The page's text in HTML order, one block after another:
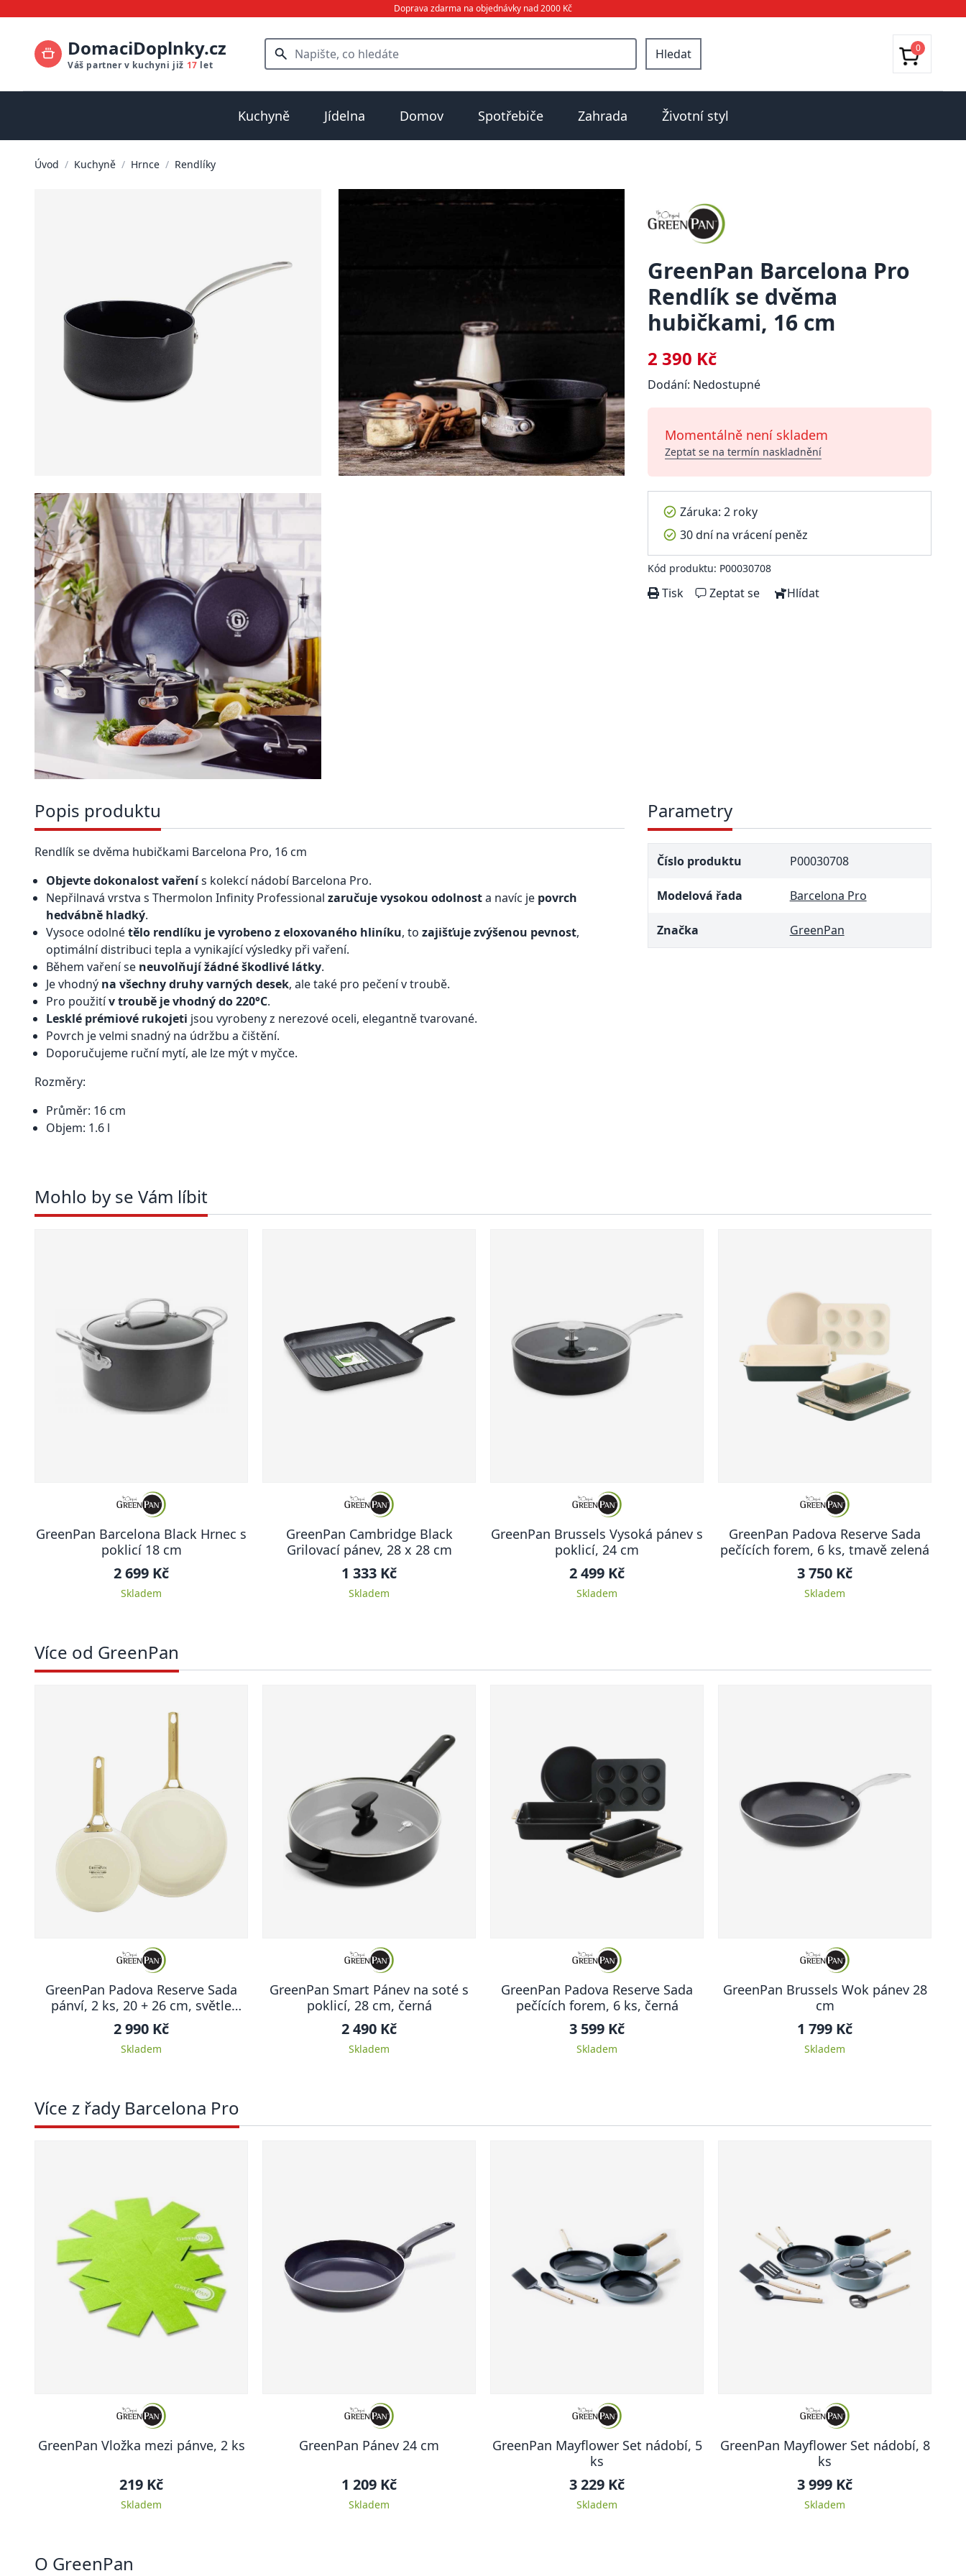
Doprava zdarma na objednávky nad 2000 Kč
DomaciDoplnky.cz
Váš partner v kuchyni již 17 let
Hledat 0
Kuchyně Jídelna Domov Spotřebiče Zahrada Životní styl
Úvod / Kuchyně / Hrnce / Rendlíky
GreenPan Barcelona Pro
Rendlík se dvěma
hubičkami, 16 cm
2 390 Kč
Dodání: Nedostupné
Momentálně není skladem
Zeptat se na termín naskladnění
Záruka: 2 roky
30 dní na vrácení peněz
Kód produktu: P00030708
Tisk Zeptat se Hlídat
Popis produktu
Rendlík se dvěma hubičkami Barcelona Pro, 16 cm
Objevte dokonalost vařenís kolekcí nádobí Barcelona Pro.
Nepřilnavá vrstva s Thermolon Infinity Professional zaručuje vysokou odolnosta navíc je povrch
hedvábně hladký.
Vysoce odolnétělo rendlíku je vyrobeno z eloxovaného hliníku, to zajišťuje zvýšenou pevnost,
optimální distribuci tepla a vynikající výsledky při vaření.
Během vaření se neuvolňují žádné škodlivé látky.
Je vhodný na všechny druhy varných desek, ale také pro pečení v troubě.
Pro použitív troubě je vhodný do 220°C.
Lesklé prémiové rukojeti jsou vyrobeny z nerezové oceli, elegantně tvarované.
Povrch je velmi snadný na údržbu a čištění.
Doporučujeme ruční mytí, ale lze mýt v myčce.
Rozměry:
Průměr: 16 cm
Objem: 1.6 l
Parametry
Číslo produktu P00030708
Modelová řada Barcelona Pro
Značka GreenPan
Mohlo by se Vám líbit
GreenPan Barcelona Black Hrnec s
poklicí 18 cm
2 699 Kč
Skladem
GreenPan Cambridge Black
Grilovací pánev, 28 x 28 cm
1 333 Kč
Skladem
GreenPan Brussels Vysoká pánev s
poklicí, 24 cm
2 499 Kč
Skladem
GreenPan Padova Reserve Sada
pečících forem, 6 ks, tmavě zelená
3 750 Kč
Skladem
Více od GreenPan
GreenPan Padova Reserve Sada
pánví, 2 ks, 20 + 26 cm, světle
krémová
2 990 Kč
Skladem
GreenPan Smart Pánev na soté s
poklicí, 28 cm, černá
2 490 Kč
Skladem
GreenPan Padova Reserve Sada
pečících forem, 6 ks, černá
3 599 Kč
Skladem
GreenPan Brussels Wok pánev 28
cm
1 799 Kč
Skladem
Více z řady Barcelona Pro
GreenPan Vložka mezi pánve, 2 ks
219 Kč
Skladem
GreenPan Pánev 24 cm
1 209 Kč
Skladem
GreenPan Mayflower Set nádobí, 5
ks
3 229 Kč
Skladem
GreenPan Mayflower Set nádobí, 8
ks
3 999 Kč
Skladem
O GreenPan